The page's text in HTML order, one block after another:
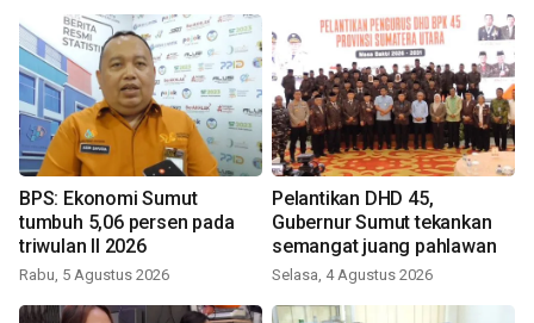
BPS: Ekonomi Sumut
tumbuh 5,06 persen pada
triwulan II 2026
Rabu, 5 Agustus 2026
Pelantikan DHD 45,
Gubernur Sumut tekankan
semangat juang pahlawan
Selasa, 4 Agustus 2026